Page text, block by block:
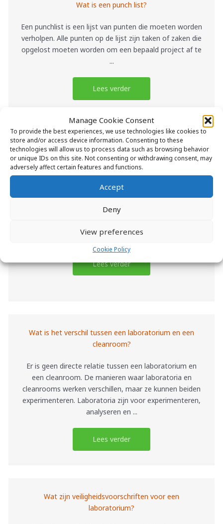
Manage Cookie Consent
To provide the best experiences, we use technologies like cookies to
store and/or access device information. Consenting to these
technologies will allow us to process data such as browsing behavior
or unique IDs on this site. Not consenting or withdrawing consent, may
adversely affect certain features and functions.
Accept
Deny
View preferences
Cookie Policy
Wat is een punch list?
Een punchlist is een lijst van punten die moeten worden
verholpen. Alle punten op de lijst zijn taken of zaken die
opgelost moeten worden om een bepaald project af te
...
Lees verder
Kunt u uitleg geven over een 2D, 3D of 4D
ontwerpen en realiseren van laboratoria? 2D is een no-
hier kan niet alles op gezien ...
Lees verder
Wat is het verschil tussen een laboratorium en een
cleanroom?
Er is geen directe relatie tussen een laboratorium en
een cleanroom. De manieren waar laboratoria en
cleanrooms werken verschillen, maar ze kunnen beiden
experimenteren. Laboratoria zijn voor experimenteren,
analyseren en ...
Lees verder
Wat zijn veiligheidsvoorschriften voor een
laboratorium?